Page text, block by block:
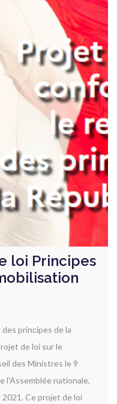
loi Principes
principes de la
de loi sur le
des Ministres le 9
l’Assemblée nationale,
2021. Ce projet de loi